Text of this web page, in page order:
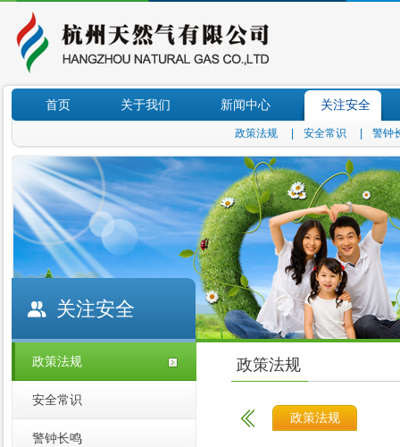
首页 关于我们 新闻中心 关注安全
政策法规 安全常识 警钟
关注安全
政策法规
安全常识
警钟长鸣
政策法规
政策法规